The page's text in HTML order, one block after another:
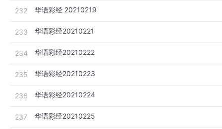
232 华语彩经 20210219
233 华语彩经20210221
234 华语彩经20210222
235 华语彩经20210223
236 华语彩经20210224
237 华语彩经20210225